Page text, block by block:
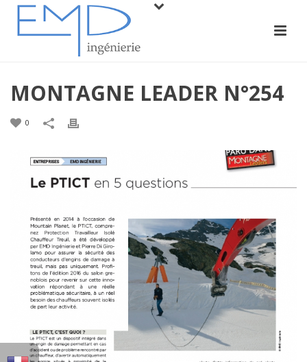
MONTAGNE LEADER N°254
0